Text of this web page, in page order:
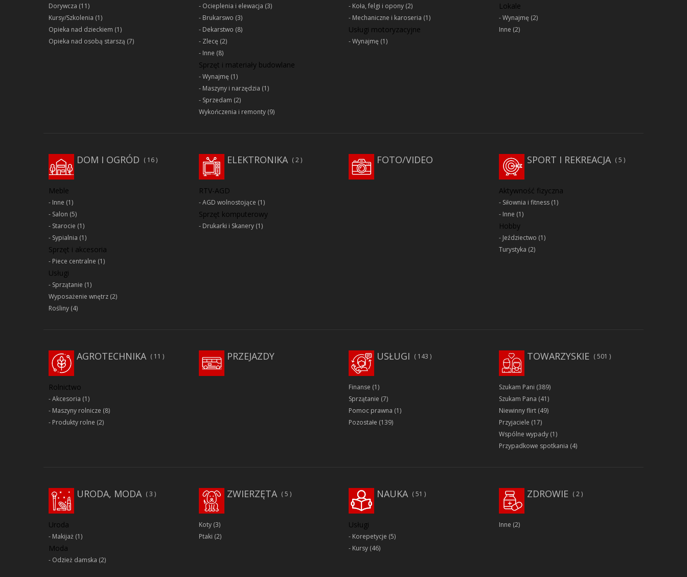
Dorywcza (11)
Kursy/Szkolenia (1)
Opieka nad dzieckiem (1)
Opieka nad osobą starszą (7)
Ocieplenia i elewacja (3)
Brukarswo (3)
Dekarstwo (8)
Zlecę (2)
Inne (8)
Sprzęt i materiały budowlane
Wynajmę (1)
Maszyny i narzędzia (1)
Sprzedam (2)
Wykończenia i remonty(9)
Koła, felgi i opony (2)
Mechaniczne i karoseria (1)
Usługi motoryzacyjne
Wynajmę (1)
Lokale
Wynajmę (2)
Inne (2)
DOM I OGRÓD 16
Meble
Inne (1)
Salon (5)
Starocie (1)
Sypialnia (1)
Sprzęt i akcesoria
Piece centralne (1)
Usługi
Sprzątanie (1)
Wyposażenie wnętrz (2)
Rośliny (4)
2
ELEKTRONIKA
RTV-AGD
AGD wolnostojące (1)
Sprzęt komputerowy
Drukarki i Skanery(1)
FOTO/VIDEO SPORT I REKREACJA 5
Aktywność fizyczna
Siłownia i fitness(1)
Inne (1)
Hobby
Jeździectwo (1)
Turystyka (2)
AGROTECHNIKA 11
Rolnictwo
Akcesoria (1)
Maszyny rolnicze (8)
Produkty rolne (2)
PRZEJAZDY 143
USŁUGI
Finanse (1)
Sprzątanie (7)
Pomoc prawna (1)
Pozostałe (139)
TOWARZYSKIE 501
Szukam Pani (389)
Szukam Pana (41)
Niewinny flirt(49)
Przyjaciele (17)
Wspólne wypady(1)
Przypadkowe spotkania (4)
URODA, MODA 3
Uroda
Makijaż (1)
Moda
Odzież damska (2)
ZWIERZĘTA 5
Koty(3)
Ptaki (2)
51
NAUKA
Usługi
Korepetycje (5)
Kursy (46)
ZDROWIE 2
Inne (2)